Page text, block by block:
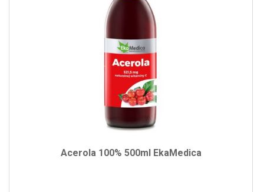
Acerola 100% 500ml EkaMedica